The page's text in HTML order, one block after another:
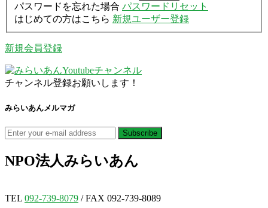
パスワードを忘れた場合 パスワードリセット
はじめての方はこちら 新規ユーザー登録
新規会員登録
チャンネル登録お願いします！
みらいあんメルマガ
NPO法人みらいあん
TEL 092-739-8079 / FAX 092-739-8089